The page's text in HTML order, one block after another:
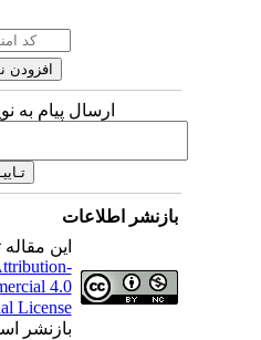
ارسال پیام به
بازنشر اطلاعات
این
4.0
License
بازنشر